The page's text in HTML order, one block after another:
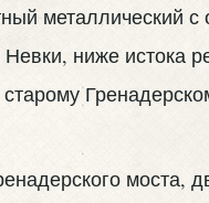
металлический
ниже истока